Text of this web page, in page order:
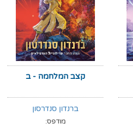
קצב המלחמה - ב
ברנדון סנדרסון
מודפס: